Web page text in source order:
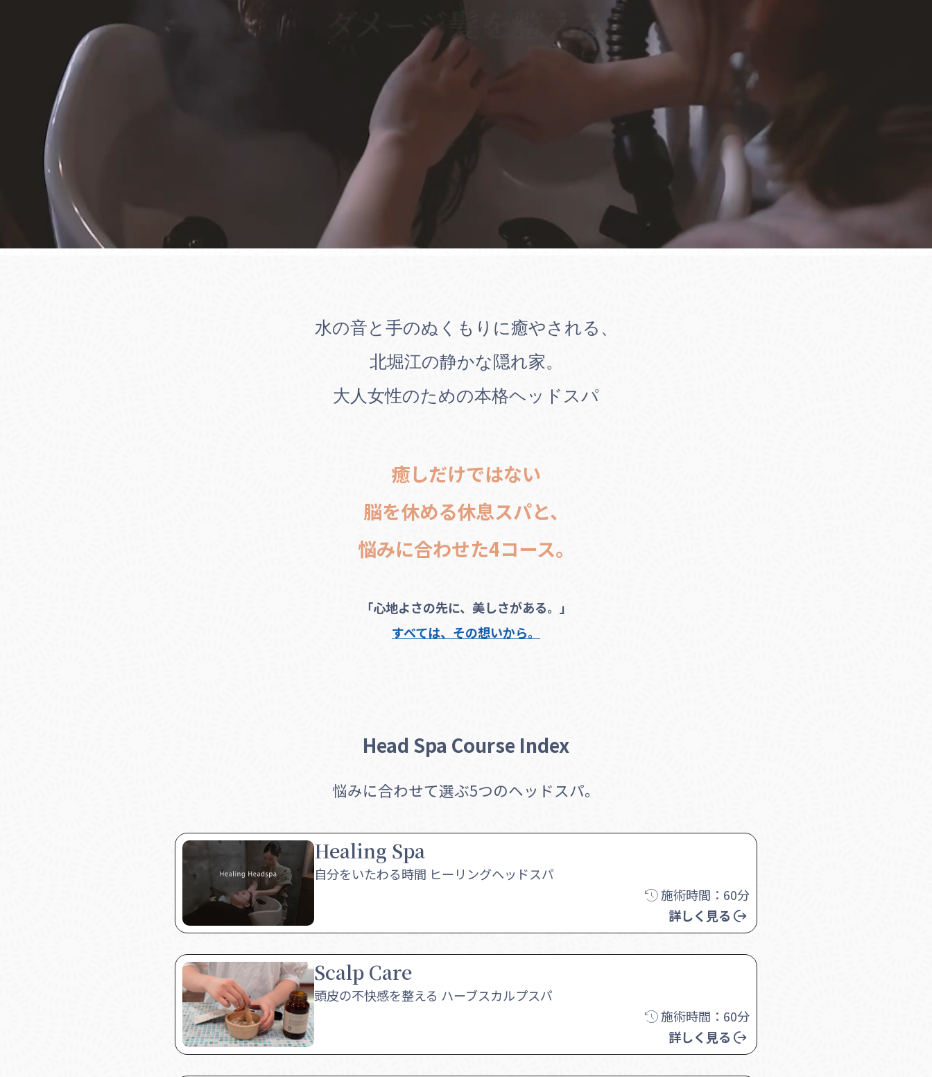
水の音と手のぬくもりに癒やされる、
北堀江の静かな隠れ家。
大人女性のための本格ヘッドスパ
癒しだけではない
脳を休める休息スパと、
悩みに合わせた4コース。
「心地よさの先に、美しさがある。」
すべては、その想いから。
Head Spa Course Index
悩みに合わせて選ぶ5つのヘッドスパ。
Healing Spa
自分をいたわる時間 ヒーリングヘッドスパ
施術時間：60分
詳しく見る
Scalp Care
頭皮の不快感を整える ハーブスカルプスパ
施術時間：60分
詳しく見る